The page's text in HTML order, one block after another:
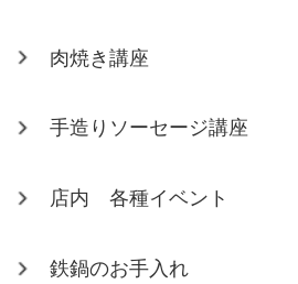
肉焼き講座
手造りソーセージ講座
店内 各種イベント
鉄鍋のお手入れ